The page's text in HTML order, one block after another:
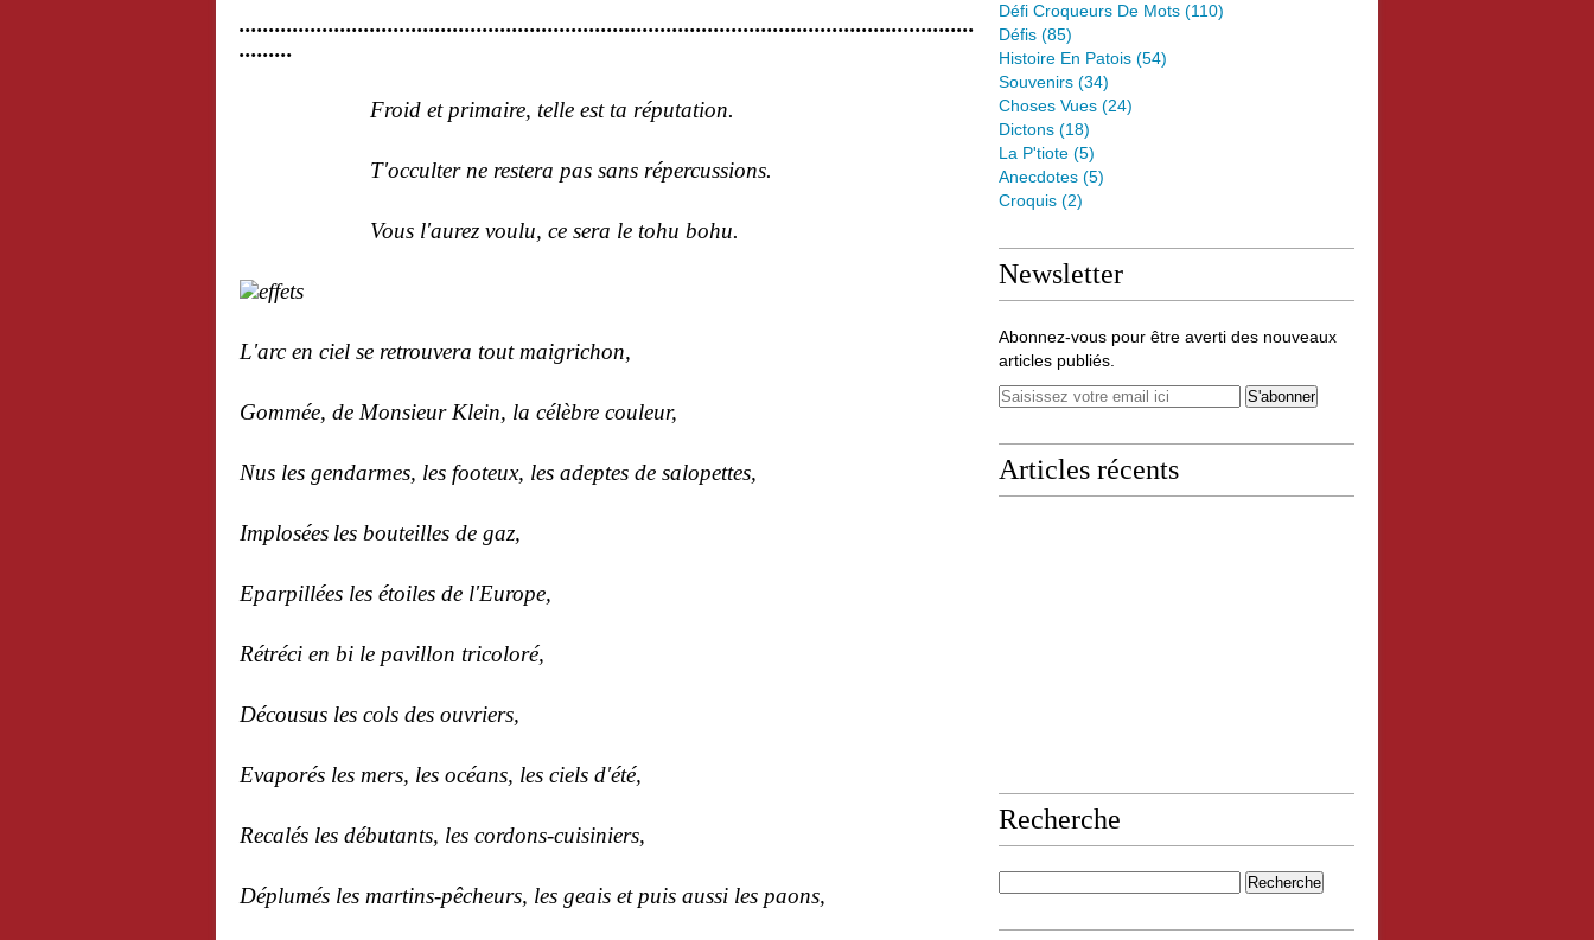
............................................................................................................................
.........
Froid et primaire, telle est ta réputation.
T'occulter ne restera pas sans répercussions.
Vous l'aurez voulu, ce sera le tohu bohu.
L'arc en ciel se retrouvera tout maigrichon,
Gommée, de Monsieur Klein, la célèbre couleur,
Nus les gendarmes, les footeux, les adeptes de salopettes,
Implosées les bouteilles de gaz,
Eparpillées les étoiles de l'Europe,
Rétréci en bi le pavillon tricoloré,
Décousus les cols des ouvriers,
Evaporés les mers, les océans, les ciels d'été,
Recalés les débutants, les cordons-cuisiniers,
Déplumés les martins-pêcheurs, les geais et puis aussi les paons,
Défi Croqueurs De Mots (110)
Défis (85)
Histoire En Patois (54)
Souvenirs (34)
Choses Vues (24)
Dictons (18)
La P'tiote (5)
Anecdotes (5)
Croquis (2)
Newsletter
Abonnez-vous pour être averti des nouveaux
articles publiés.
Articles récents
Recherche